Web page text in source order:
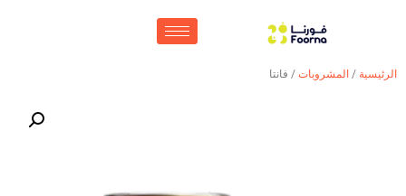
الرئيسية / المشروبات / فانتا